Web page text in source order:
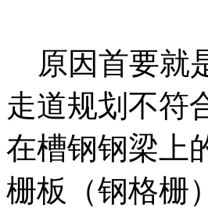
原因首要就
走道规划不符
在槽钢钢梁上
栅板（钢格栅